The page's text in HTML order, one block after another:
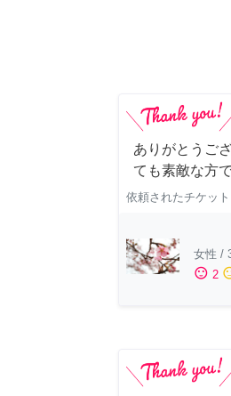
ありがとうご
ても素敵な方
依頼されたチケット
女性 /
sentiment_satisfied 2